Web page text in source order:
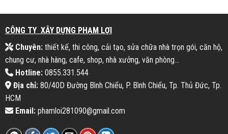
CÔNG TY XÂY DỰNG PHẠM LỢI
Chuyên:thiết kế, thi công, cải tạo, sửa chữa nhà trọn gói, căn hộ,
chung cư, nhà hàng, cafe, shop, nhà xưởng, văn phòng...
Hotline:0855.331.544
Địa chỉ:80/40D Đường Bình Chiểu, P. Bình Chiểu, Tp. Thủ Đức, Tp.
HCM
Email:phamloi281090@gmail.com